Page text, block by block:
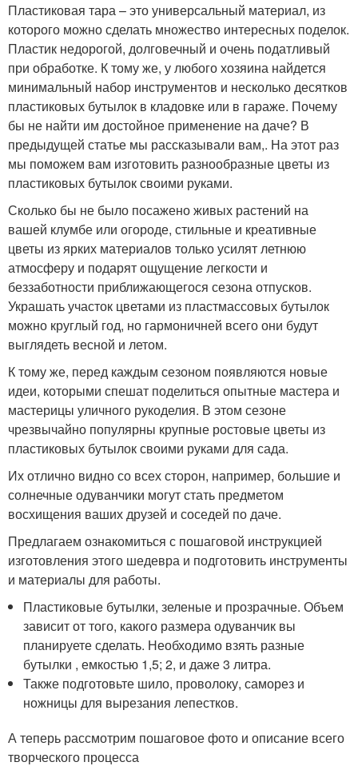
Пластиковая тара – это универсальный материал, из
которого можно сделать множество интересных поделок.
Пластик недорогой, долговечный и очень податливый
при обработке. К тому же, у любого хозяина найдется
минимальный набор инструментов и несколько десятков
пластиковых бутылок в кладовке или в гараже. Почему
бы не найти им достойное применение на даче? В
предыдущей статье мы рассказывали вам,. На этот раз
мы поможем вам изготовить разнообразные цветы из
пластиковых бутылок своими руками.
Сколько бы не было посажено живых растений на
вашей клумбе или огороде, стильные и креативные
цветы из ярких материалов только усилят летнюю
атмосферу и подарят ощущение легкости и
беззаботности приближающегося сезона отпусков.
Украшать участок цветами из пластмассовых бутылок
можно круглый год, но гармоничней всего они будут
выглядеть весной и летом.
К тому же, перед каждым сезоном появляются новые
идеи, которыми спешат поделиться опытные мастера и
мастерицы уличного рукоделия. В этом сезоне
чрезвычайно популярны крупные ростовые цветы из
пластиковых бутылок своими руками для сада.
Их отлично видно со всех сторон, например, большие и
солнечные одуванчики могут стать предметом
восхищения ваших друзей и соседей по даче.
Предлагаем ознакомиться с пошаговой инструкцией
изготовления этого шедевра и подготовить инструменты
и материалы для работы.
Пластиковые бутылки, зеленые и прозрачные. Объем
зависит от того, какого размера одуванчик вы
планируете сделать. Необходимо взять разные
бутылки , емкостью 1,5; 2, и даже 3 литра.
Также подготовьте шило, проволоку, саморез и
ножницы для вырезания лепестков.
А теперь рассмотрим пошаговое фото и описание всего
творческого процесса